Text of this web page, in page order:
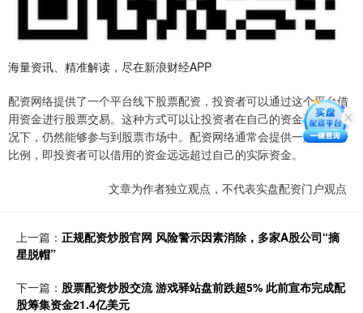
海量资讯、精准解读，尽在新浪财经APP
配资网络提供了一个平台线下股票配资，投资者可以通过这个平台借
用资金进行股票交易。这种方式可以让投资者在自己的资金不足的情
况下，仍然能够参与到股票市场中。配资网络通常会提供一定的杠杆
比例，即投资者可以借用的资金远远超过自己的实际资金。
文章为作者独立观点，不代表实盘配资门户观点
上一篇： 正规配资炒股官网 风险警示因素消除，多家A股公司“摘
星脱帽”
下一篇： 股票配资炒股交流 游戏驿站盘前跌超5% 此前宣布完成配
股筹集资金21.4亿美元